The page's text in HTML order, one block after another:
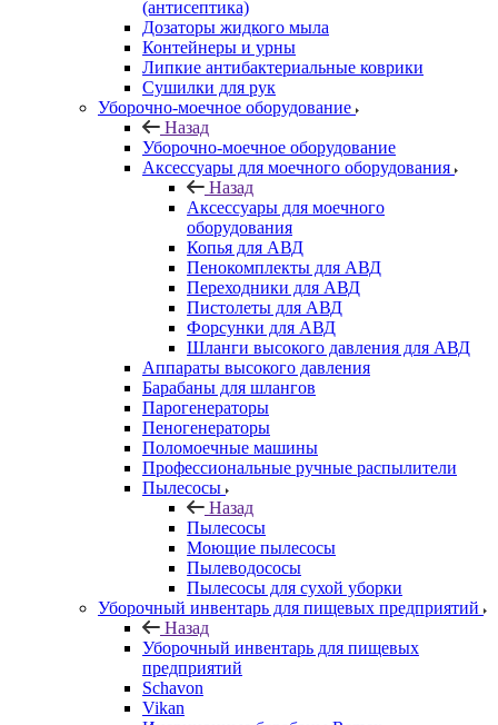
(антисептика)
Дозаторы жидкого мыла
Контейнеры и урны
Липкие антибактериальные коврики
Сушилки для рук
Уборочно-моечное оборудование
Назад
Уборочно-моечное оборудование
Аксессуары для моечного оборудования
Назад
Аксессуары для моечного
оборудования
Копья для АВД
Пенокомплекты для АВД
Переходники для АВД
Пистолеты для АВД
Форсунки для АВД
Шланги высокого давления для АВД
Аппараты высокого давления
Барабаны для шлангов
Парогенераторы
Пеногенераторы
Поломоечные машины
Профессиональные ручные распылители
Пылесосы
Назад
Пылесосы
Моющие пылесосы
Пылеводососы
Пылесосы для сухой уборки
Уборочный инвентарь для пищевых предприятий
Назад
Уборочный инвентарь для пищевых
предприятий
Schavon
Vikan